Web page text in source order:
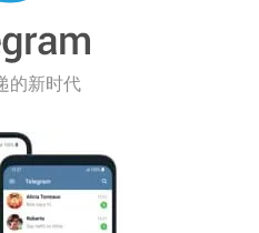
的新时代